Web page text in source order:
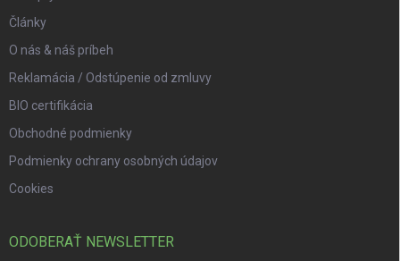
Články
O nás & náš príbeh
Reklamácia / Odstúpenie od zmluvy
BIO certifikácia
Obchodné podmienky
Podmienky ochrany osobných údajov
Cookies
ODOBERAŤ NEWSLETTER